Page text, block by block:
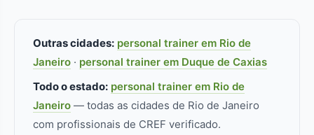
Outras cidades: personal trainer em Rio de
Janeiro · personal trainer em Duque de Caxias
Todo o estado: personal trainer em Rio de
Janeiro — todas as cidades de Rio de Janeiro
com profissionais de CREF verificado.